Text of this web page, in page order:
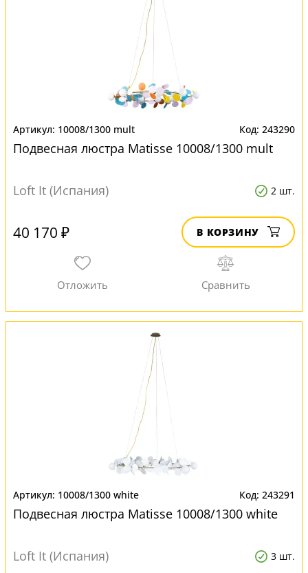
10008/1300 mult 243290
Подвесная люстра Matisse 10008/1300 mult
Loft It (Испания) 2 шт.
40 170 ₽ В КОРЗИНУ
10008/1300 white 243291
Подвесная люстра Matisse 10008/1300 white
Loft It (Испания) 3 шт.